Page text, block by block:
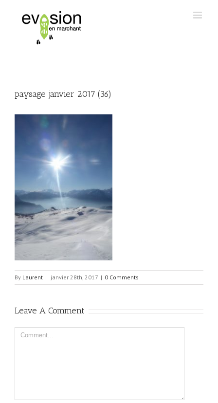
paysage janvier 2017 (36)
By Laurent | janvier 28th, 2017 | 0 Comments
Leave A Comment
Comment